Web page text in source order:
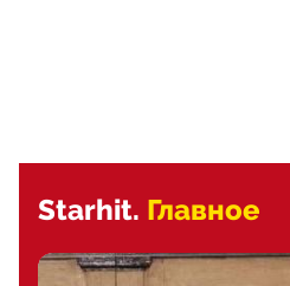
Starhit. Главное